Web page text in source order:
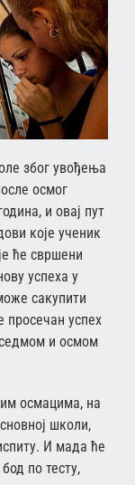
због увођења
осмог
и овај пут
које ученик
ће свршени
успеха у
сакупити
просечан успех
и осмом
осмацима, на
школи,
И мада ће
по тесту,